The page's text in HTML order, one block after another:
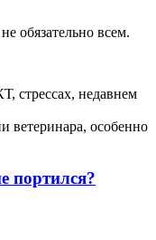
обязательно всем.
стрессах, недавнем
ветеринара, особенно
портился?